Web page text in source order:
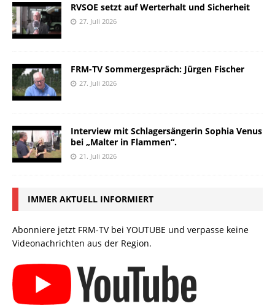
RVSOE setzt auf Werterhalt und Sicherheit
27. Juli 2026
FRM-TV Sommergespräch: Jürgen Fischer
27. Juli 2026
Interview mit Schlagersängerin Sophia Venus
bei „Malter in Flammen“.
21. Juli 2026
IMMER AKTUELL INFORMIERT
Abonniere jetzt FRM-TV bei YOUTUBE und verpasse keine
Videonachrichten aus der Region.